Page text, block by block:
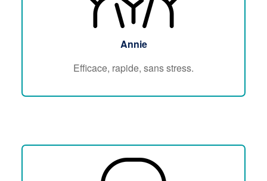
Annie
Efficace, rapide, sans stress.